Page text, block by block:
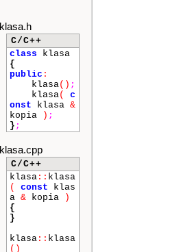
klasa.h
C/C++
class klasa
{
public :
klasa() ;
klasa(
c
onst klasa &
kopia
) ;
} ;
klasa.cpp
C/C++
klasa :: klasa
(
const klas
a & kopia
)
{
}
klasa :: klasa
()